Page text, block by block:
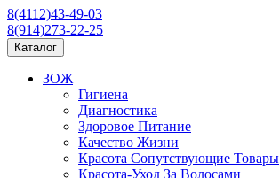
8(4112)43-49-03
8(914)273-22-25
Каталог
ЗОЖ
Гигиена
Диагностика
Здоровое Питание
Качество Жизни
Красота Сопутствующие Товары
Красота-Уход За Волосами